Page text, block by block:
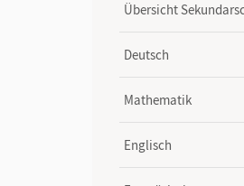
Übersicht
Deutsch
Mathematik
Englisch